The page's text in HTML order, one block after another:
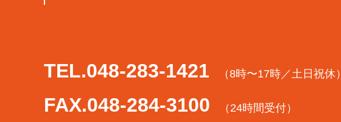
TEL.048-283-1421 （8時〜17時／土日祝休）
FAX.048-284-3100 （24時間受付）